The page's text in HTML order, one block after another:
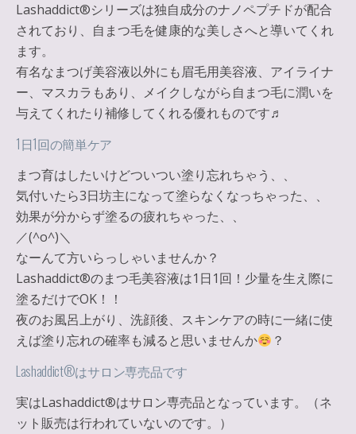
Lashaddict®︎シリーズは独自成分のナノペプチドが配合
されており、自まつ毛を健康的な美しさへと導いてくれ
ます。
有名なまつげ美容液以外にも眉毛用美容液、アイライナ
ー、マスカラもあり、メイクしながら自まつ毛に潤いを
与えてくれたり補修してくれる優れものです♬
1日1回の簡単ケア
まつ育はしたいけどついつい塗り忘れちゃう、、
気付いたら3日坊主になって塗らなくなっちゃった、、
効果が分からず塗るの疲れちゃった、、
／(^o^)＼
なーんて方いらっしゃいませんか？
Lashaddict®︎のまつ毛美容液は1日1回！少量を生え際に
塗るだけでOK！！
夜のお風呂上がり、洗顔後、スキンケアの時に一緒に使
えば塗り忘れの確率も減ると思いませんか
？
Lashaddict®︎はサロン専売品です
実はLashaddict®︎はサロン専売品となっています。（ネ
ット販売は行われていないのです。）